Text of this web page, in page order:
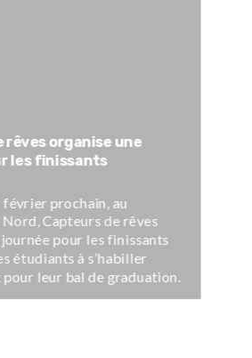
rêves organise une
les finissants
février prochain, au
Capteurs de rêves
pour les finissants
étudiants à s’habiller
leur bal de graduation.